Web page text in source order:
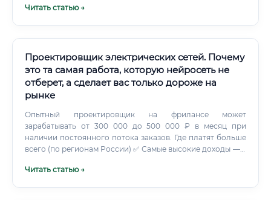
Читать статью →
Проектировщик электрических сетей. Почему
это та самая работа, которую нейросеть не
отберет, а сделает вас только дороже на
рынке
Опытный проектировщик на фрилансе может
зарабатывать от 300 000 до 500 000 ₽ в месяц при
наличии постоянного потока заказов. Где платят больше
всего (по регионам России) ✅ Самые высокие доходы — в
стоимость жизни: Тюмень и Сахалин при сопоставимых
Читать статью →